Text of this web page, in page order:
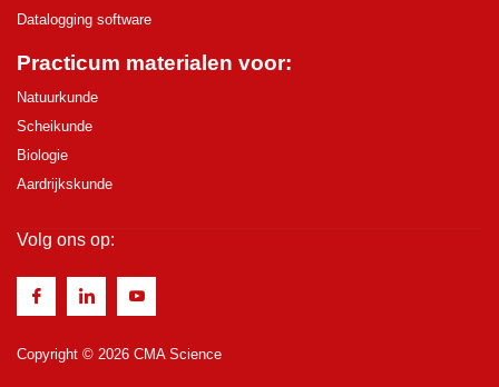
Datalogging software
Practicum materialen voor:
Natuurkunde
Scheikunde
Biologie
Aardrijkskunde
Volg ons op:
Copyright © 2026 CMA Science